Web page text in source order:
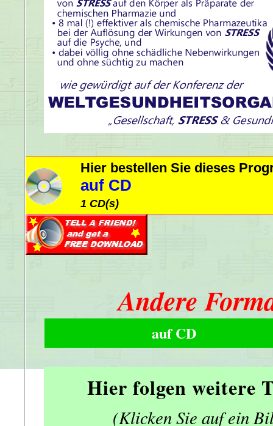
Hier bestellen Sie dieses
auf CD
1 CD(s)
Andere
auf CD
Hier folgen weitere
(Klicken Sie auf ein